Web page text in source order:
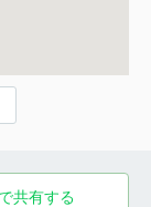
共有する